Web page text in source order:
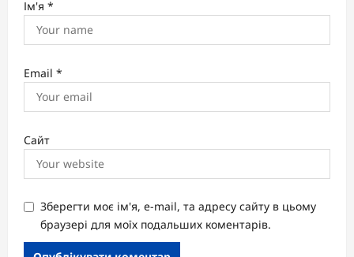
Ім'я *
Email *
Сайт
Зберегти моє ім'я, e-mail, та адресу сайту в цьому
браузері для моїх подальших коментарів.